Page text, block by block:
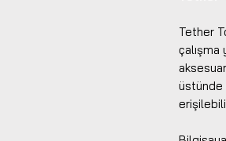
Tether
çalışma
üstünde